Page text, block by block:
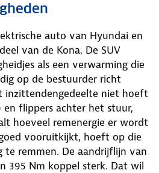
auto van Hyundai en
van de Kona. De SUV
als een verwarming die
op de bestuurder richt
inzittendengedeelte niet hoeft
flippers achter het stuur,
hoeveel remenergie er wordt
vooruitkijkt, hoeft op die
te remmen. De aandrijflijn van
395 Nm koppel sterk. Dat wil